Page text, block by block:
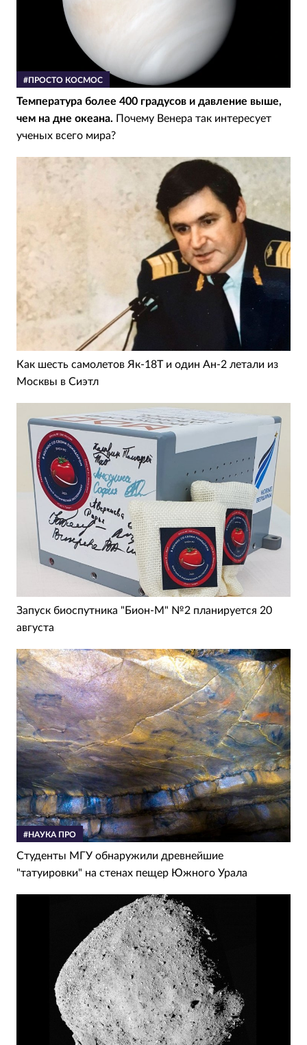
#ПРОСТО КОСМОС
Температура более 400 градусов и давление выше,
чем на дне океана. Почему Венера так интересует
ученых всего мира?
Как шесть самолетов Як-18Т и один Ан-2 летали из
Москвы в Сиэтл
Запуск биоспутника "Бион-М" №2 планируется 20
августа
#НАУКА ПРО
Студенты МГУ обнаружили древнейшие
"татуировки" на стенах пещер Южного Урала